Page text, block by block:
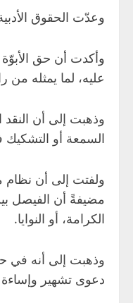
وعدّت الحقوق
وأكدت أن حق الأبوّة
عليه، لما يمثله من
وذهبت إلى أن النقد
السمعة أو التشكيك
ولفتت إلى أن نظام
مضيفةً أن الفيصل
الكرامة، أو النوايا.
وذهبت إلى أنه في
دعوى تشهير وإساءة